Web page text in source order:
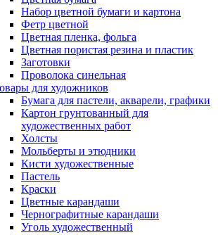
Набор цветной бумаги и картона
Фетр цветной
Цветная пленка, фольга
Цветная пористая резина и пластик
Заготовки
Проволока синельная
для художников
Бумага для пастели, акварели, графики
Картон грунтованный для
художественных работ
Холсты
Мольберты и этюдники
Кисти художественные
Пастель
Краски
Цветные карандаши
Чернографитные карандаши
Уголь художественный